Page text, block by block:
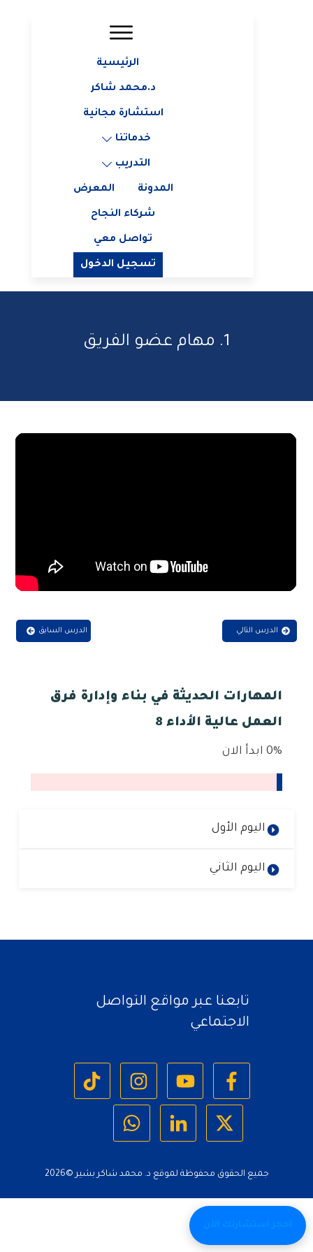
الرئيسية
د.محمد شاكر
استشارة مجانية
خدماتنا
التدريب
المدونة المعرض
شركاء النجاح
تواصل معي
تسجيل الدخول
الدرس التالي الدرس السابق
المهارات الحديثة في بناء وإدارة فرق
العمل عالية الأداء 8
0% ابدأ الان
اليوم الأول
اليوم الثاني
تابعنا عبر مواقع التواصل
الاجتماعي
جميع الحقوق محفوظة لموقع د. محمد شاكر بشير ©2026
احجز استشارتك الآن